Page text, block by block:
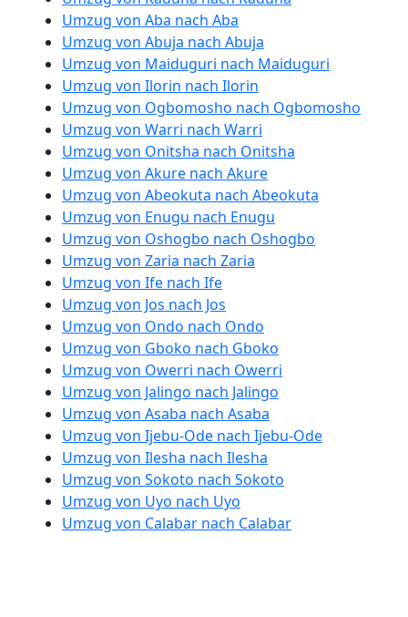
Umzug von Aba nach Aba
Umzug von Abuja nach Abuja
Umzug von Maiduguri nach Maiduguri
Umzug von Ilorin nach Ilorin
Umzug von Ogbomosho nach Ogbomosho
Umzug von Warri nach Warri
Umzug von Onitsha nach Onitsha
Umzug von Akure nach Akure
Umzug von Abeokuta nach Abeokuta
Umzug von Enugu nach Enugu
Umzug von Oshogbo nach Oshogbo
Umzug von Zaria nach Zaria
Umzug von Ife nach Ife
Umzug von Jos nach Jos
Umzug von Ondo nach Ondo
Umzug von Gboko nach Gboko
Umzug von Owerri nach Owerri
Umzug von Jalingo nach Jalingo
Umzug von Asaba nach Asaba
Umzug von Ijebu-Ode nach Ijebu-Ode
Umzug von Ilesha nach Ilesha
Umzug von Sokoto nach Sokoto
Umzug von Uyo nach Uyo
Umzug von Calabar nach Calabar